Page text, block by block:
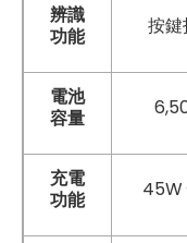
辨識
功能
按
電池
容量
充電
功能
45W